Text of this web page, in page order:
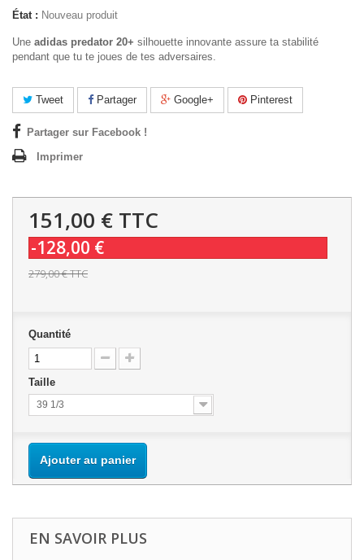
État : Nouveau produit
Une adidas predator 20+ silhouette innovante assure ta stabilité
pendant que tu te joues de tes adversaires.
Tweet Partager Google+ Pinterest
Partager sur Facebook !
Imprimer
151,00 € TTC
-128,00 €
279,00 €TTC
Quantité
Taille
39 1/3
Ajouter au panier
EN SAVOIR PLUS